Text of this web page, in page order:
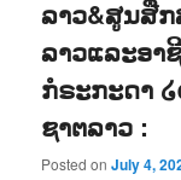
ລາວ&ສູນສື
ລາວແລະອາ
ກໍຣະກະດາ
ຊາຕລາວ :
Posted onJuly 4,